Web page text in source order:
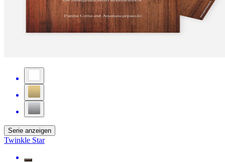
Serie anzeigen
Twinkle Star